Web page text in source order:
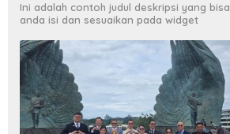
Ini adalah contoh judul deskripsi yang bisa
anda isi dan sesuaikan pada widget